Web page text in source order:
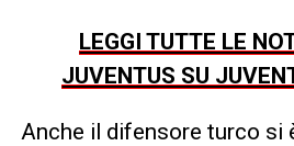
LEGGI TUTTE LE
JUVENTUS SU
Anche il difensore turco si